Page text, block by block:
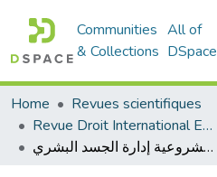
Communities
& Collections
All of
DSpace
Home
Revues scientifiques
Revue Droit International Et Développement
الإطار التنظيمي لمشروعية إدارة الجسد البشري